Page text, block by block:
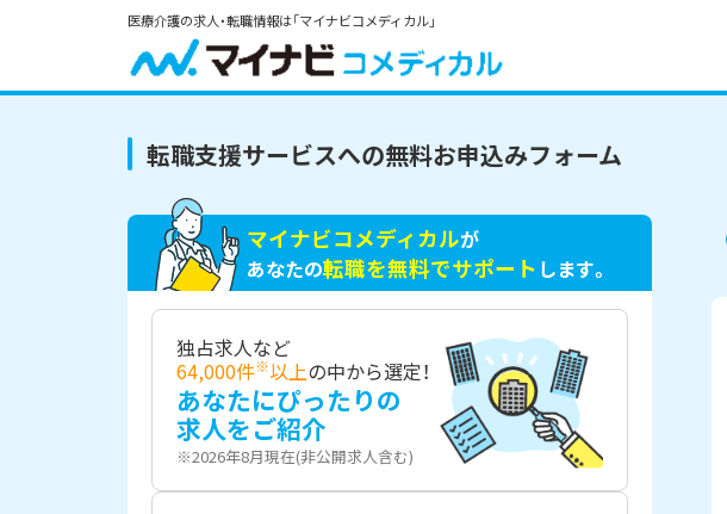
医療介護の求人・転職情報は「マイナビコメディカル」
転職支援サービスへの無料お申込みフォーム
マイナビコメディカルが
あなたの転職を無料でサポート します。
独占求人など
64,000件※以上の中から選定！
あなたにぴったりの
求人をご紹介
※2026年8月現在(非公開求人含む)